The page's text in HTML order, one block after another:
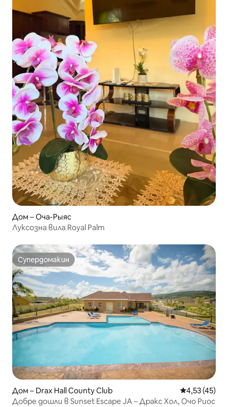
Дом – Оча-Рыяс
Луксозна вила Royal Palm
Супердомакин
Супердомакин
Дом – Drax Hall County Club Средна
4,53 (45)
Добре дошли в Sunset Escape JA – Дракс Хол, Очо Риос